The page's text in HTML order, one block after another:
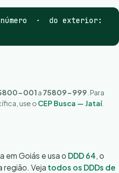
· do exterior:
001 a 75809-999 . Para
use o CEP Busca — Jataí.
em Goiás e usa o DDD 64, o
região. Veja todos os DDDs de